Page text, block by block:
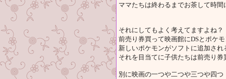
ママたちは終わるまでお茶して時
それにしてもよく考えてますよね？
前売り券買って映画館にDSとポケ
新しいポケモンがソフトに追加さ
それを目当てに子供たちは前売り
別に映画の一つや二つや三つや四つ